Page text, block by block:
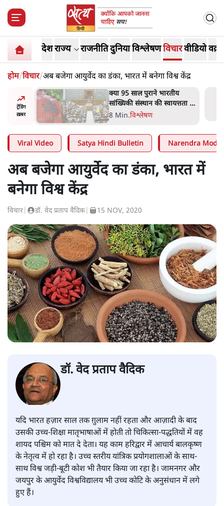
देशराज्य राजनीतिदुनियाविश्लेषणविचारवीडियो
होम/विचार/अब बजेगा आयुर्वेद का डंका, भारत में बनेगा विश्व केंद्र
ट्रेंडिंग
ख़बर
5 नहीं,
क्या 95 साल पुराने भारतीय
सांख्यिकी संस्थान की स्वायत्तता पर
भी अब मंडरा रहा ख़तरा?
8 Min.विश्लेषण
Viral Video Satya Hindi Bulletin Narendra Modi
अब बजेगा आयुर्वेद का डंका, भारत में
बनेगा विश्व केंद्र
विचार डॉ. वेद प्रताप वैदिक 15 NOV, 2020
डॉ. वेद प्रताप वैदिक
यदि भारत हज़ार साल तक ग़ुलाम नहीं रहता और आज़ादी के बाद
उसकी उच्च-शिक्षा मातृभाषाओं में होती तो चिकित्सा-पद्धतियों में वह
शायद पश्चिम को मात दे देता। यह काम हरिद्वार में आचार्य बालकृष्ण
के नेतृत्व में हो रहा है। उच्च स्तरीय यांत्रिक प्रयोगशालाओं के साथ-
साथ विश्व जड़ी-बूटी कोश भी तैयार किया जा रहा है। जामनगर और
जयपुर के आयुर्वेद विश्वविद्यालय भी उच्च कोटि के अनुसंधान में लगे
हुए हैं।